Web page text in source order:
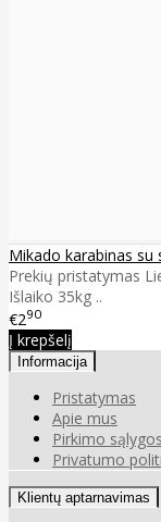
Mikado karabinas su
Prekių pristatymas
Išlaiko 35kg ..
€290
Į krepšelį
Informacija
Pristatymas
Apie mus
Pirkimo
Privatumo
Klientų aptarnavimas